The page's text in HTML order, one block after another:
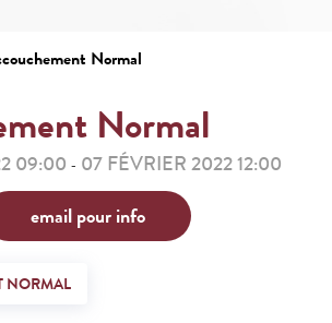
Normal
Normal
09:00 - 07 FÉVRIER 2022 12:00
email pour info
NORMAL